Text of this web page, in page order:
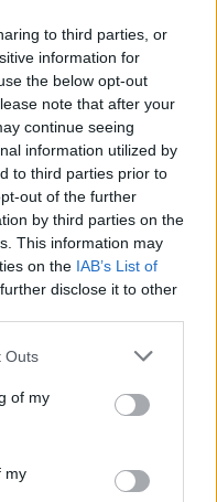
to third parties, or
information for
the below opt-out
note that after your
continue seeing
information utilized by
to third parties prior to
out of the further
by third parties on the
This information may
on the IAB’s List of
disclose it to other
Outs
of my
my
em 11.º lugar. O equilíbrio
formações com registos
13 pontos, mede forças
sem qualquer ponto
que sofreu a primeira
parte como favorito,
quebrar o ciclo
joga em casa frente
equilíbrio aparente na
duas equipas que